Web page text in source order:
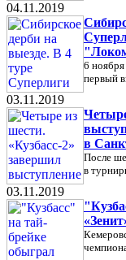
04.11.2019
6
первый
03.11.2019
в
После
в
03.11.2019